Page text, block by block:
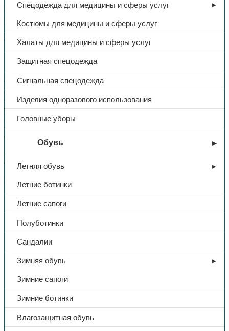
Спецодежда для медицины и сферы услуг
Костюмы для медицины и сферы услуг
Халаты для медицины и сферы услуг
Защитная спецодежда
Сигнальная спецодежда
Изделия одноразового использования
Головные уборы
Обувь
Летняя обувь
Летние ботинки
Летние сапоги
Полуботинки
Сандалии
Зимняя обувь
Зимние сапоги
Зимние ботинки
Влагозащитная обувь
Категории:Защита коленей,СИЗ
Поделиться:
Поделиться в Telegram
Поделиться в
Whatsapp
Описание
Доп. информация
-вкладыши предназначены для защиты коленей при работе на
плоском полу
-вставлять в карманы для амортизационных вкладышей
структурной стороной наружу.
Важно:
-не предназначены для защиты от острых предметов
(например, колотых камней)
не могут предупредить появление у рабочих медицинских
осложнений, если они работают на коленях долгое время.
Высота/ширина/толщина: 220х130х10мм
Тип
Материал ЭВА